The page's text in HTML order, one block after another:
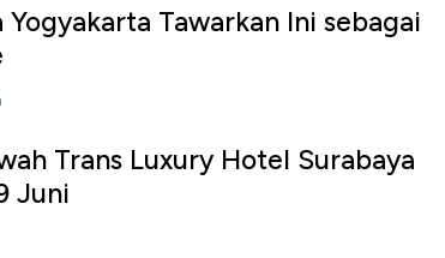
Yogyakarta Tawarkan Ini sebagai
Trans Luxury Hotel Surabaya
Juni